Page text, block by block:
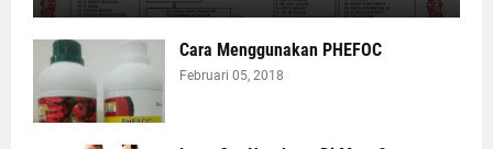
Cara Menggunakan PHEFOC
Februari 05, 2018